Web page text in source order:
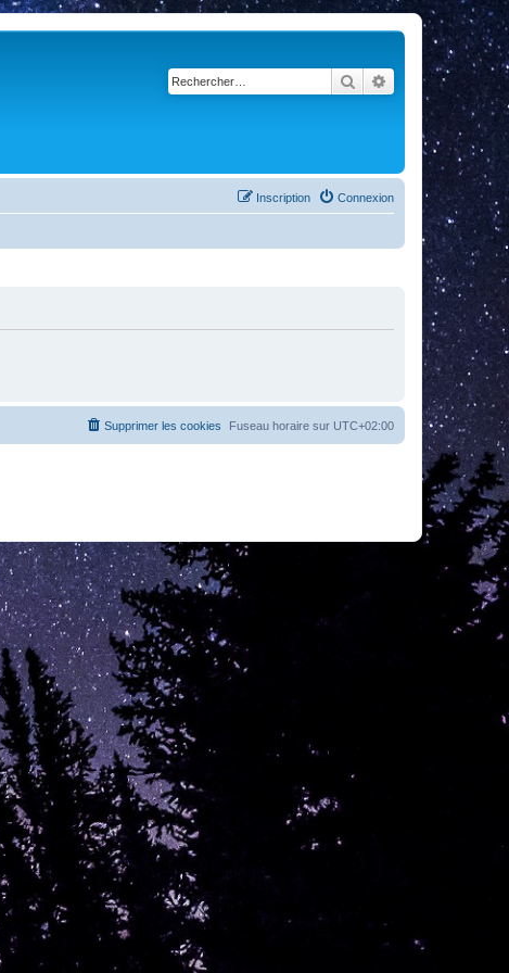
RechercherRecherche
Connexion
Inscription
Fuseau horaire sur UTC+02:00
Supprimer les cookies